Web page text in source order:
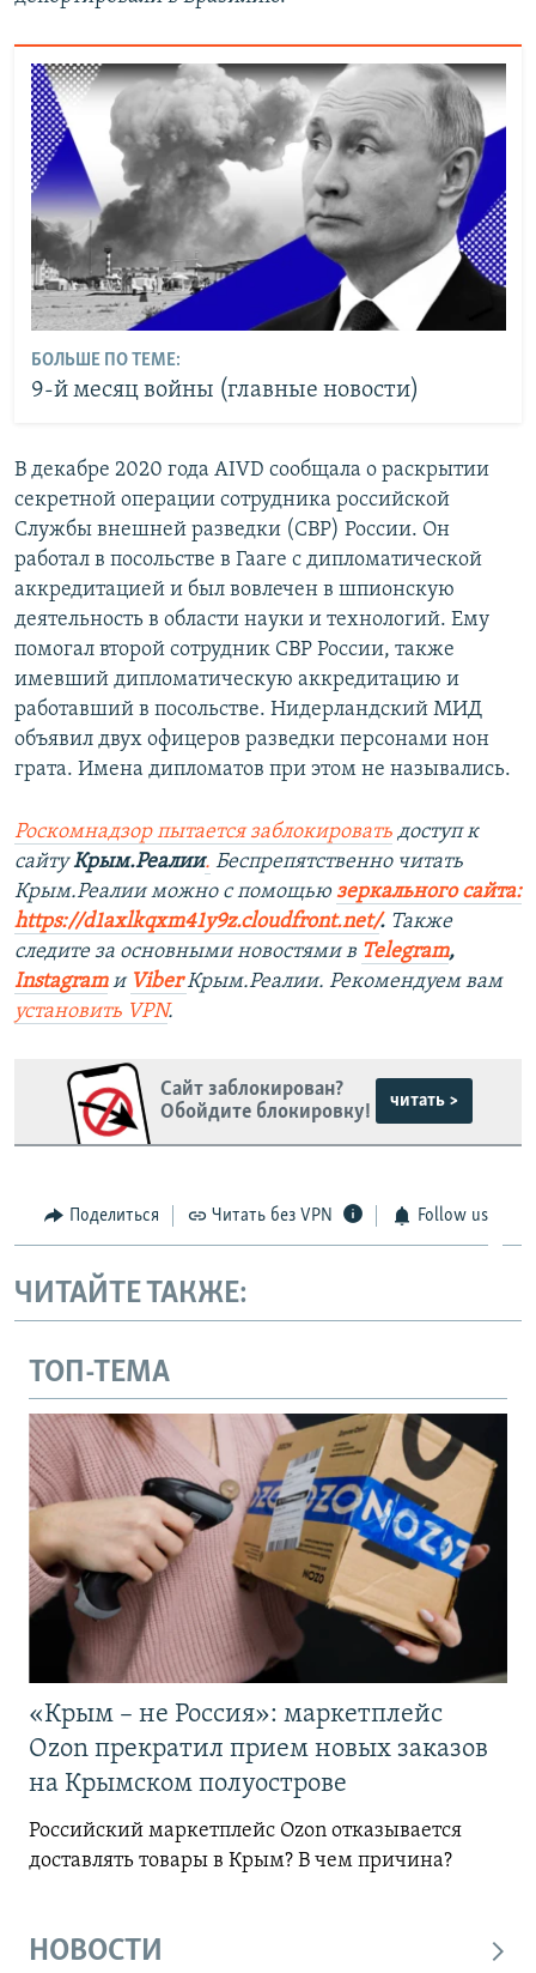
БОЛЬШЕ ПО ТЕМЕ:
9-й месяц войны (главные новости)
В декабре 2020 года AIVD сообщала о раскрытии
секретной операции сотрудника российской
Службы внешней разведки (СВР) России. Он
работал в посольстве в Гааге с дипломатической
аккредитацией и был вовлечен в шпионскую
деятельность в области науки и технологий. Ему
помогал второй сотрудник СВР России, также
имевший дипломатическую аккредитацию и
работавший в посольстве. Нидерландский МИД
объявил двух офицеров разведки персонами нон
грата. Имена дипломатов при этом не назывались.
Роскомнадзор пытается заблокировать доступ к
сайтуКрым.Реалии. Беспрепятственно читать
Крым.Реалии можно с помощью зеркального сайта:
https://d1axlkqxm41y9z.cloudfront.net/. ​ Также
следите за основными новостями в Telegram,
Instagram и ViberКрым.Реалии. Рекомендуем вам
установить VPN.
Сайт заблокирован?
Обойдите блокировку!
читать >
Поделиться Читать без VPN Follow us
ЧИТАЙТЕ ТАКЖЕ:
ТОП-ТЕМА
«Крым – не Россия»: маркетплейс
Ozon прекратил прием новых заказов
на Крымском полуострове
Российский маркетплейс Ozon отказывается
доставлять товары в Крым? В чем причина?
НОВОСТИ